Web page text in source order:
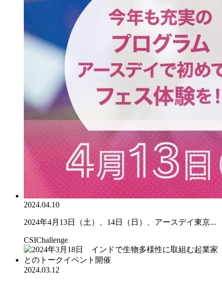
2024.04.10
2024年4月13日（土）、14日（日）、アースデイ東京...
CSIChallenge
2024.03.12